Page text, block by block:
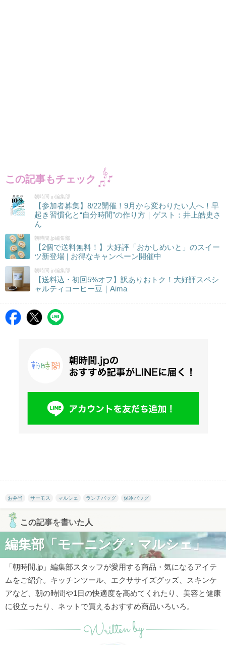
この記事もチェック
朝時間.jp編集部
【参加者募集】8/22開催！9月から変わりたい人へ！早
起き習慣化と“自分時間”の作り方｜ゲスト：井上皓史さ
ん
朝時間.jp編集部
【2個で送料無料！】大好評「おかしめいと」のスイー
ツ新登場 | お得なキャンペーン開催中
朝時間.jp編集部
【送料込・初回5%オフ】訳ありおトク！大好評スペシ
ャルティコーヒー豆｜Aima
お弁当 サーモス マルシェ ランチバッグ 保冷バッグ
この記事を書いた人
編集部「モーニング・マルシェ」
「朝時間.jp」編集部スタッフが愛用する商品・気になるアイテ
ムをご紹介。キッチンツール、エクササイズグッズ、スキンケ
アなど、朝の時間や1日の快適度を高めてくれたり、美容と健康
に役立ったり、ネットで買えるおすすめ商品いろいろ。
Written by